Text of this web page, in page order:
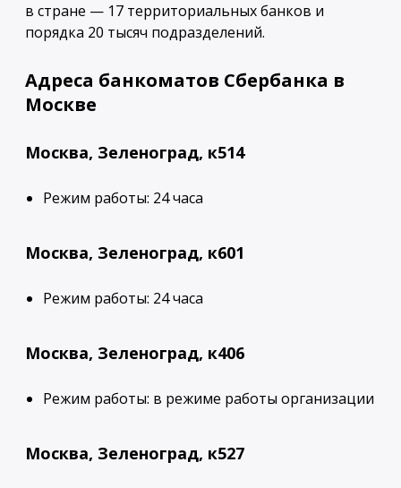
в стране — 17 территориальных банков и
порядка 20 тысяч подразделений.
Адреса банкоматов Сбербанка в
Москве
Москва, Зеленоград, к514
Режим работы: 24 часа
Москва, Зеленоград, к601
Режим работы: 24 часа
Москва, Зеленоград, к406
Режим работы: в режиме работы организации
Москва, Зеленоград, к527